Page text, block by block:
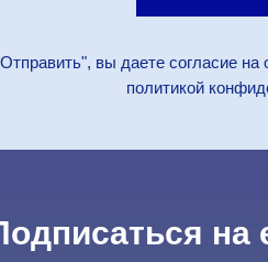
вы даете согласие
политикой
на